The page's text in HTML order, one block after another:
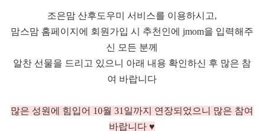
조은맘 산후도우미 서비스를 이용하시고,
맘스맘 홈페이지에 회원가입 시 추천인에 jmom을 입력해주
신 모든 분께
알찬 선물을 드리고 있으니 아래 내용 확인하신 후 많은 참
여 바랍니다
많은 성원에 힘입어 10월 31일까지 연장되었으니 많은 참여
바랍니다 ♥